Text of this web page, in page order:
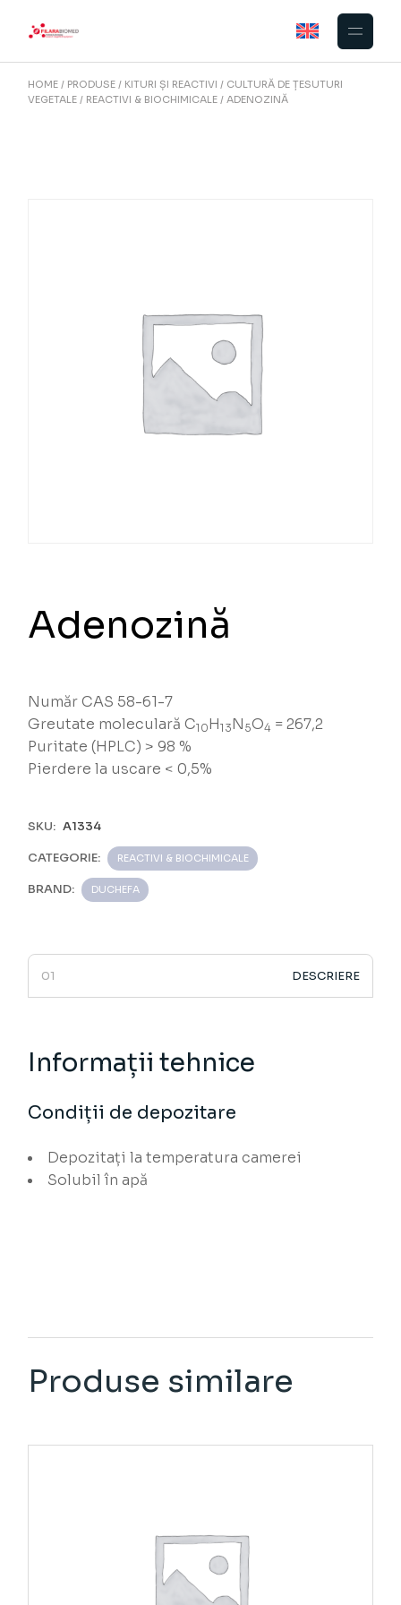
HOME PRODUSE KITURI ȘI REACTIVI
CULTURĂ DE ȚESUTURI
VEGETALE
REACTIVI & BIOCHIMICALE ADENOZINĂ
Adenozină
Număr CAS 58-61-7
Greutate moleculară C10H13N 5O4 = 267,2
Puritate (HPLC) > 98 %
Pierdere la uscare < 0,5%
SKU: A1334
CATEGORIE: REACTIVI & BIOCHIMICALE
BRAND: DUCHEFA
DESCRIERE
Informații tehnice
Condiții de depozitare
Depozitați la temperatura camerei
Solubil în apă
Produse similare